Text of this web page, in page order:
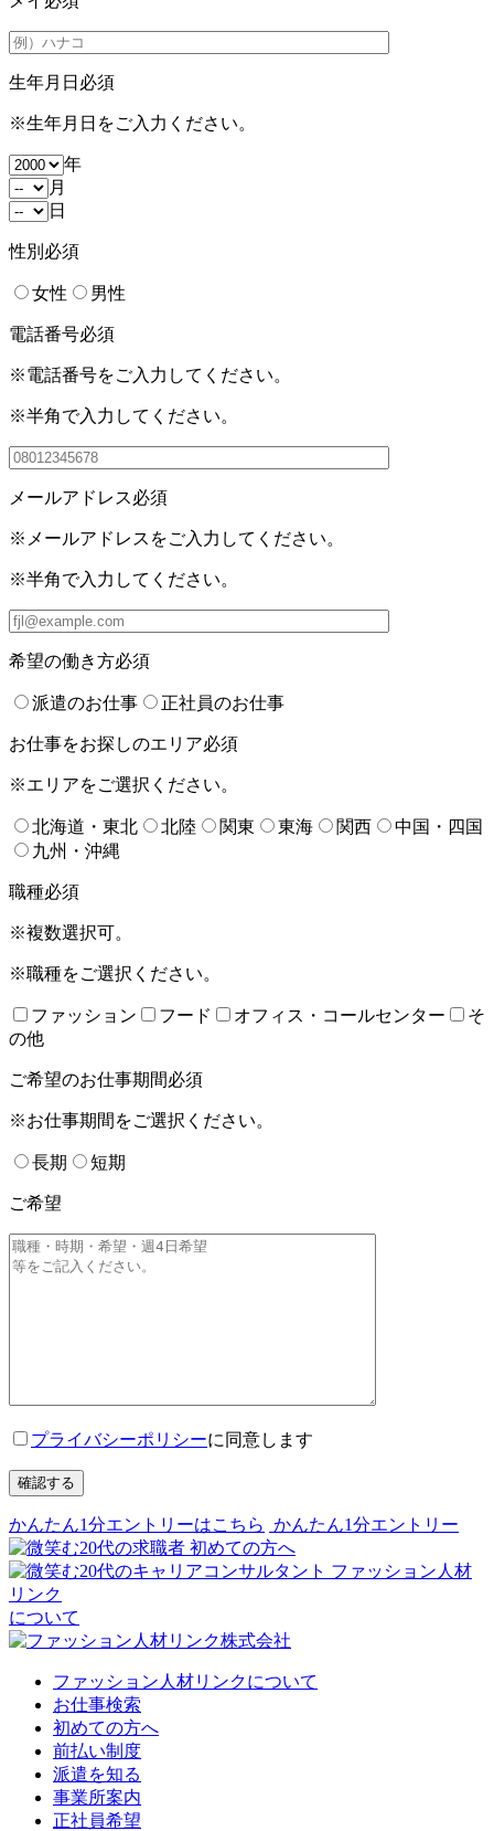
生年月日 必須
※生年月日をご入力ください。
年
月
日
性別 必須
女性 男性
電話番号必須
※電話番号をご入力してください。
※半角で入力してください。
メールアドレス必須
※メールアドレスをご入力してください。
※半角で入力してください。
希望の働き方必須
派遣のお仕事 正社員のお仕事
お仕事をお探しのエリア必須
※エリアをご選択ください。
北海道・東北 北陸 関東 東海 関西
中国・四国
九州・沖縄
職種必須
※複数選択可。
※職種をご選択ください。
ファッション フード オフィス・コールセンター
そ
の他
ご希望のお仕事期間必須
※お仕事期間をご選択ください。
長期 短期
ご希望
プライバシーポリシーに同意します
確認する
かんたん1分エントリーはこちら かんたん1分エントリー
初めての方へ
ファッション人材
リンク
について
ファッション人材リンクについて
お仕事検索
初めての方へ
前払い制度
派遣を知る
事業所案内
正社員希望